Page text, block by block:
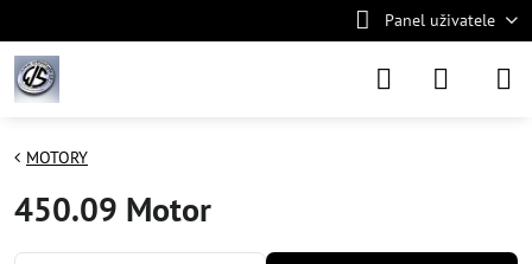
Panel uživatele
MOTORY
450.09 Motor